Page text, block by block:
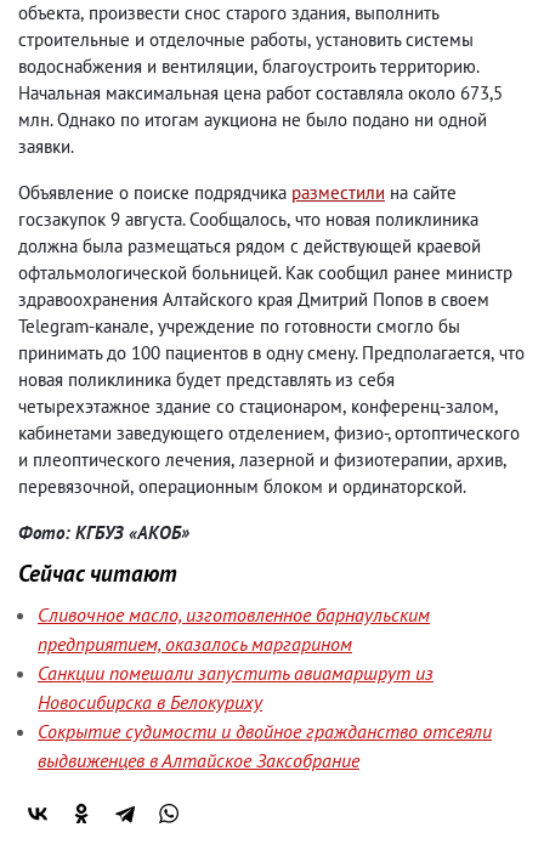
объекта, произвести снос старого здания, выполнить
строительные и отделочные работы, установить системы
водоснабжения и вентиляции, благоустроить территорию.
Начальная максимальная цена работ составляла около 673,5
млн. Однако по итогам аукциона не было подано ни одной
заявки.
Объявление о поиске подрядчика разместили на сайте
госзакупок 9 августа. Сообщалось, что новая поликлиника
должна была размещаться рядом с действующей краевой
офтальмологической больницей. Как сообщил ранее министр
здравоохранения Алтайского края Дмитрий Попов в своем
Telegram-канале, учреждение по готовности смогло бы
принимать до 100 пациентов в одну смену. Предполагается, что
новая поликлиника будет представлять из себя
четырехэтажное здание со стационаром, конференц-залом,
кабинетами заведующего отделением, физио-, ортоптического
и плеоптического лечения, лазерной и физиотерапии, архив,
перевязочной, операционным блоком и ординаторской.
Фото: КГБУЗ «АКОБ»
Сейчас читают
Сливочное масло, изготовленное барнаульским
предприятием, оказалось маргарином
Санкции помешали запустить авиамаршрут из
Новосибирска в Белокуриху
Сокрытие судимости и двойное гражданство отсеяли
выдвиженцев в Алтайское Заксобрание